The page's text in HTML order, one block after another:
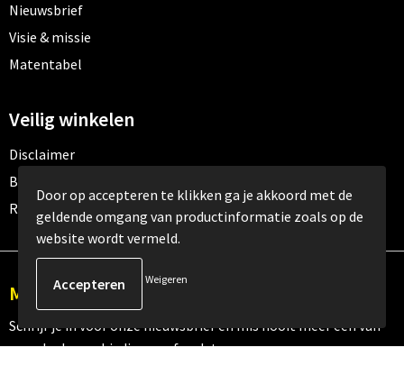
Nieuwsbrief
Visie & missie
Matentabel
Veilig winkelen
Disclaimer
Betaalmethoden
Retourneren
Meld je aan voor onze nieuwsbrief
Schrijf je in voor onze nieuwsbrief en mis nooit meer één van
onze leuke aanbiedingen of updates.
Door op accepteren te klikken ga je akkoord met de
geldende omgang van productinformatie zoals op de
website wordt vermeld.
Weigeren